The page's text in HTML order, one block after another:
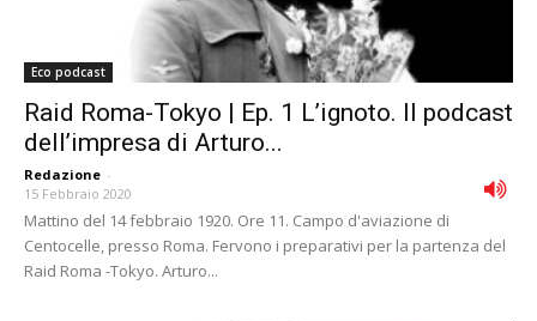
Eco podcast
Raid Roma-Tokyo | Ep. 1 L’ignoto. Il podcast
dell’impresa di Arturo...
Redazione -
15 Febbraio 2020
Mattino del 14 febbraio 1920. Ore 11. Campo d'aviazione di
Centocelle, presso Roma. Fervono i preparativi per la partenza del
Raid Roma -Tokyo. Arturo...